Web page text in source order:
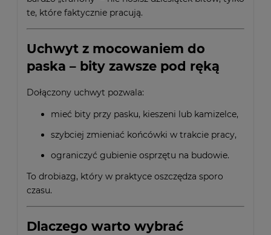
te, które faktycznie pracują.
Uchwyt z mocowaniem do
paska – bity zawsze pod ręką
Dołączony uchwyt pozwala:
mieć bity przy pasku, kieszeni lub kamizelce,
szybciej zmieniać końcówki w trakcie pracy,
ograniczyć gubienie osprzętu na budowie.
To drobiazg, który w praktyce oszczędza sporo
czasu.
Dlaczego warto wybrać